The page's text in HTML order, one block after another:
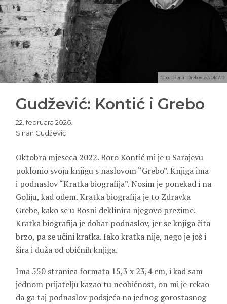
foto: Dženat Dreković/NOMAD
Gudžević: Kontić i Grebo
22. februara 2026.
Sinan Gudžević
Oktobra mjeseca 2022. Boro Kontić mi je u Sarajevu
poklonio svoju knjigu s naslovom “Grebo”. Knjiga ima
i podnaslov “Kratka biografija”. Nosim je ponekad i na
Goliju, kad odem. Kratka biografija je to Zdravka
Grebe, kako se u Bosni deklinira njegovo prezime.
Kratka biografija je dobar podnaslov, jer se knjiga čita
brzo, pa se učini kratka. Iako kratka nije, nego je još i
šira i duža od običnih knjiga.
Ima 550 stranica formata 15,3 x 23,4 cm, i kad sam
jednom prijatelju kazao tu neobičnost, on mi je rekao
da ga taj podnaslov podsjeća na jednog gorostasnog